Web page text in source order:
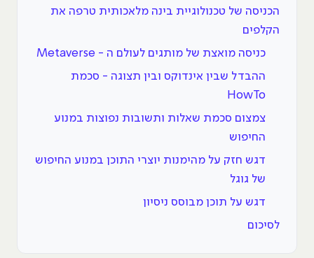
הכניסה של טכנולוגיית בינה מלאכותית טרפה את
הקלפים
כניסה מואצת של מותגים לעולם ה - Metaverse
ההבדל שבין אינדוקס ובין תצוגה - סכמת
HowTo
צמצום סכמת שאלות ותשובות נפוצות במנוע
החיפוש
דגש חזק על מהימנות יוצרי התוכן במנוע החיפוש
של גוגל
דגש על תוכן מבוסס ניסיון
לסיכום